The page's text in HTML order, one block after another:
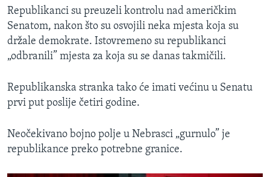
Republikanci su preuzeli kontrolu nad američkim
Senatom, nakon što su osvojili neka mjesta koja su
držale demokrate. Istovremeno su republikanci
„odbranili” mjesta za koja su se danas takmičili.
Republikanska stranka tako će imati većinu u Senatu
prvi put poslije četiri godine.
Neočekivano bojno polje u Nebrasci „gurnulo” je
republikance preko potrebne granice.